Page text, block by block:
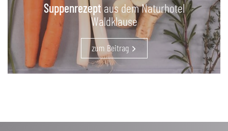
Suppenrezeptaus dem Naturhotel
Waldklause
zum Beitrag